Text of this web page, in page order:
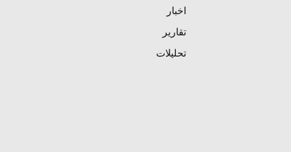
اخبار
تقارير
تحليلات